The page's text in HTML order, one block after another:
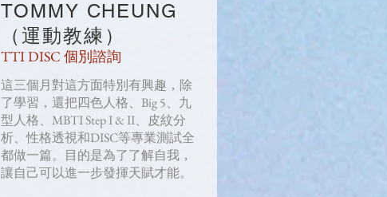
TTI DISC 個別諮詢
TOMMY CHEUNG
（運動教練）
這三個月對這方面特別有興趣，除
了學習，還把四色人格、Big 5、九
型人格、MBTI Step I & II、皮紋分
析、性格透視和DISC等專業測試全
都做一篇。目的是為了了解自我，
讓自己可以進一步發揮天賦才能。